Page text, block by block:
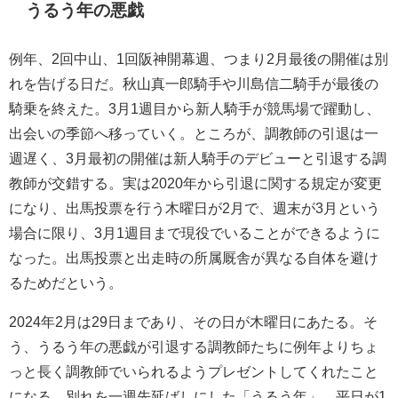
うるう年の悪戯
例年、2回中山、1回阪神開幕週、つまり2月最後の開催は別
れを告げる日だ。秋山真一郎騎手や川島信二騎手が最後の
騎乗を終えた。3月1週目から新人騎手が競馬場で躍動し、
出会いの季節へ移っていく。ところが、調教師の引退は一
週遅く、3月最初の開催は新人騎手のデビューと引退する調
教師が交錯する。実は2020年から引退に関する規定が変更
になり、出馬投票を行う木曜日が2月で、週末が3月という
場合に限り、3月1週目まで現役でいることができるように
なった。出馬投票と出走時の所属厩舎が異なる自体を避け
るためだという。
2024年2月は29日まであり、その日が木曜日にあたる。そ
う、うるう年の悪戯が引退する調教師たちに例年よりちょ
っと長く調教師でいられるようプレゼントしてくれたこと